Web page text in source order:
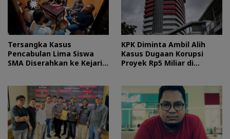
Tersangka Kasus
Pencabulan Lima Siswa
SMA Diserahkan ke Kejari
KPK Diminta Ambil Alih
Kasus Dugaan Korupsi
Proyek Rp5 Miliar di